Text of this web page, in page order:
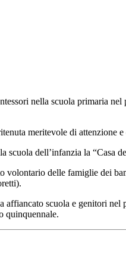
nella scuola primaria
meritevole di attenzione
scuola dell’infanzia la “Casa
volontario delle famiglie dei
scuola e genitori
quinquennale.